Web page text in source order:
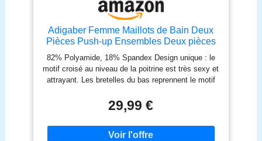
Adigaber Femme Maillots de Bain Deux
Pièces Push-up Ensembles Deux pièces
de Tie-Dye Chic Taille Haute Bikini Set
Col V Élégant
82% Polyamide, 18% Spandex Design unique : le
motif croisé au niveau de la poitrine est très sexy et
attrayant. Les bretelles du bas reprennent le motif
vitalité sans crainte qu'il ne soit usé. Les larges
bretelles de ce maillot de bain bikini offrent un grand
soutien à votre poitrine et à votre dos. le slip de
bain bikini à taille haute a un effet amincissant sur
29,99 €